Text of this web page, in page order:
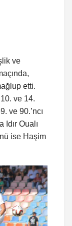
ve
etti.
ve 14.
ve 90.’ncı
Oualı
ise Haşim